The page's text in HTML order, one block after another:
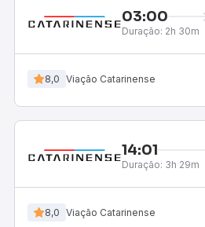
03:00
Duração: 2h 30m
8,0 Viação Catarinense
14:01
Duração: 3h 29m
8,0 Viação Catarinense